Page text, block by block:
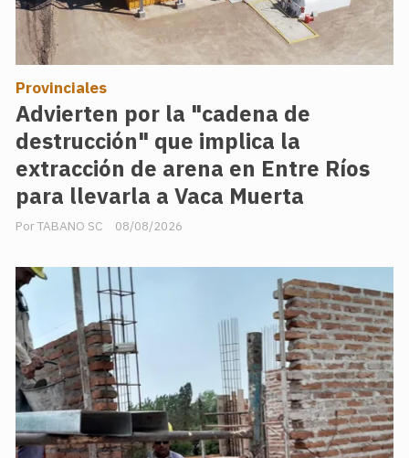
Advierten por la "cadena de
destrucción" que implica la
extracción de arena en Entre Ríos
para llevarla a Vaca Muerta
TABANO SC
Provinciales
08/08/2026